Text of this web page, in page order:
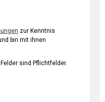
sind Pflichtfelder.